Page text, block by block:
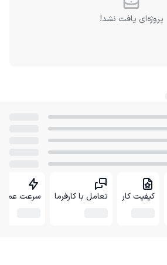
پروژه‌ای یافت نشد!
کیفیت کار تعامل با کارفرما سرعت عمل